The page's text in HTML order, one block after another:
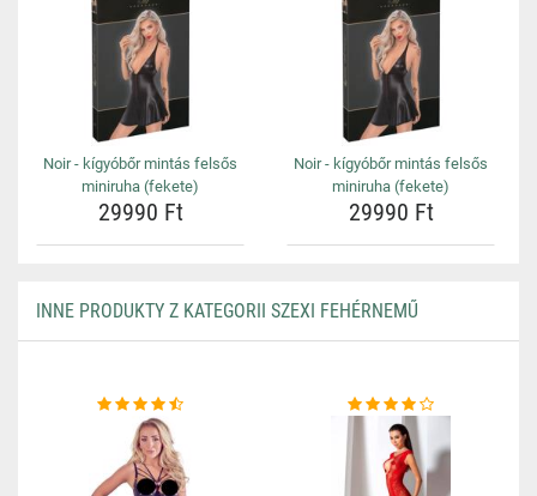
Noir - kígyóbőr mintás felsős
miniruha (fekete)
29990 Ft
Noir - kígyóbőr mintás felsős
miniruha (fekete)
29990 Ft
INNE PRODUKTY Z KATEGORII SZEXI FEHÉRNEMŰ